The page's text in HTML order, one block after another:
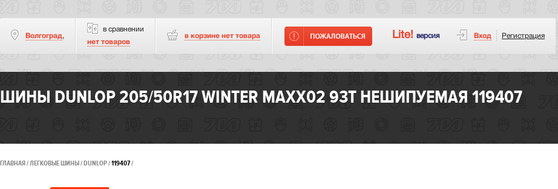
Волгоград,
в сравнении
нет товаров
в корзине нет товара Lite! версия Вход Регистрация
ШИНЫ DUNLOP 205/50R17 WINTER MAXX02 93T НЕШИПУЕМАЯ 119407
ГЛАВНАЯ ЛЕГКОВЫЕ ШИНЫ DUNLOP 119407